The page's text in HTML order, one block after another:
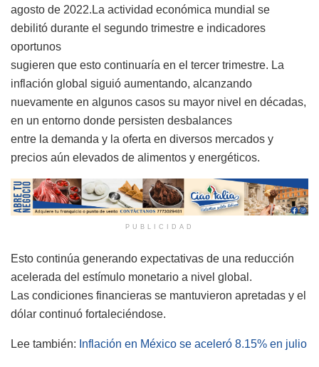
agosto de 2022.La actividad económica mundial se
debilitó durante el segundo trimestre e indicadores
oportunos
sugieren que esto continuaría en el tercer trimestre. La
inflación global siguió aumentando, alcanzando
nuevamente en algunos casos su mayor nivel en décadas,
en un entorno donde persisten desbalances
entre la demanda y la oferta en diversos mercados y
precios aún elevados de alimentos y energéticos.
PUBLICIDAD
Esto continúa generando expectativas de una reducción
acelerada del estímulo monetario a nivel global.
Las condiciones financieras se mantuvieron apretadas y el
dólar continuó fortaleciéndose.
Lee también: Inflación en México se aceleró 8.15% en julio